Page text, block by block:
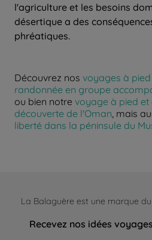
l'agriculture et les besoins
désertique a des
phréatiques.
Découvrez nos voyages à
randonnée en groupe
ou bien notre voyage à pied
découverte de l'Oman , mais
liberté dans la péninsule du
La Balaguère est une marque
Recevez nos idées